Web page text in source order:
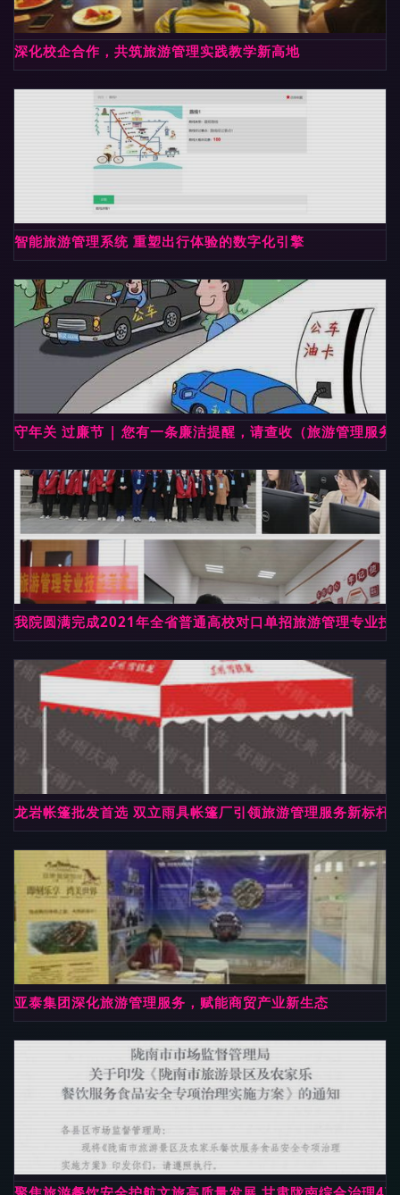
深化校企合作，共筑旅游管理实践教学新高地
智能旅游管理系统 重塑出行体验的数字化引擎
守年关 过廉节 | 您有一条廉洁提醒，请查收（旅游管理服务
我院圆满完成2021年全省普通高校对口单招旅游管理专业
龙岩帐篷批发首选 双立雨具帐篷厂引领旅游管理服务新标杆
亚泰集团深化旅游管理服务，赋能商贸产业新生态